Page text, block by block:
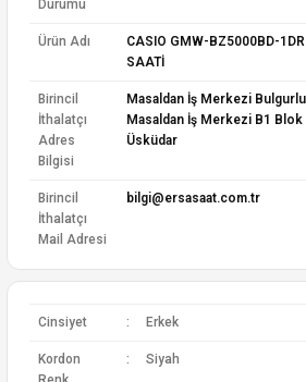
Durumu
Ürün Adı
CASIO GMW-BZ5000BD-
SAATİ
Birincil
İthalatçı
Adres
Bilgisi
Masaldan İş Merkezi
Masaldan İş Merkezi B1 Blok
Üsküdar
Birincil
İthalatçı
Mail Adresi
bilgi@ersasaat.com.tr
Cinsiyet : Erkek
Kordon
: Siyah